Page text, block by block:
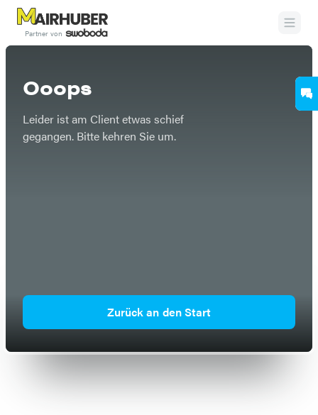
Partner von
Etwas ist schief gegangen
Ooops
Leider ist am Client etwas schief
gegangen. Bitte kehren Sie um.
Zurück an den Start